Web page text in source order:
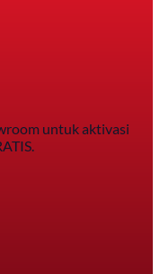
untuk aktivasi